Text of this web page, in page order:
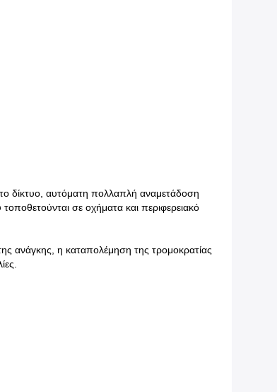
δίκτυο, αυτόματη πολλαπλή αναμετάδοση
σε οχήματα και περιφερειακό
ανάγκης, η καταπολέμηση της τρομοκρατίας